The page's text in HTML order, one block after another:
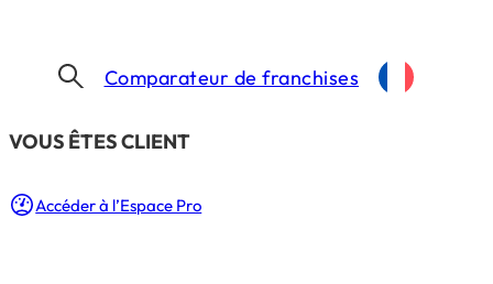
​VOUS ÊTES CLIENT
Accéder à l’Espace Pro
Comparateur de franchises